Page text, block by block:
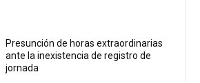
Presunción de horas extraordinarias
ante la inexistencia de registro de
jornada